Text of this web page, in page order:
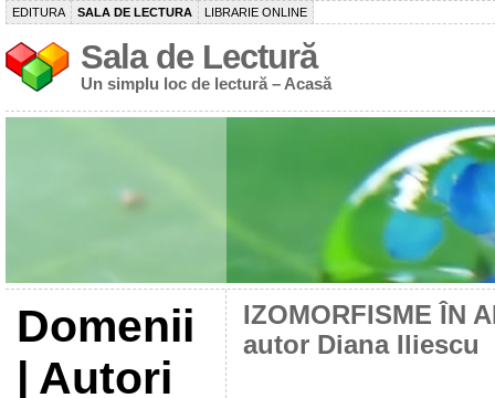
EDITURA SALA DE LECTURA LIBRARIE ONLINE
Sala de Lectură
Un simplu loc de lectură – Acasă
Domenii
| Autori
IZOMORFISME ÎN
autor Diana Iliescu